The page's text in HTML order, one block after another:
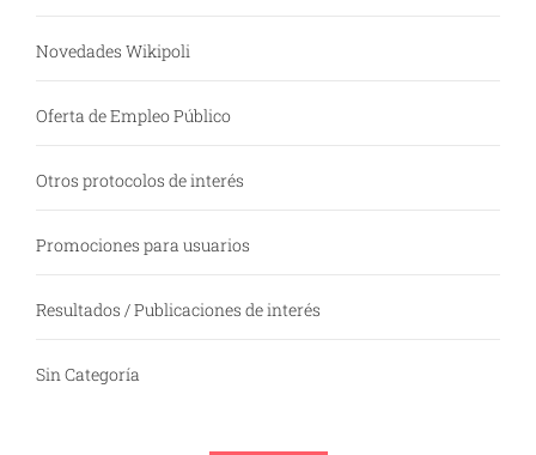
Novedades Wikipoli
Oferta de Empleo Público
Otros protocolos de interés
Promociones para usuarios
Resultados / Publicaciones de interés
Sin Categoría